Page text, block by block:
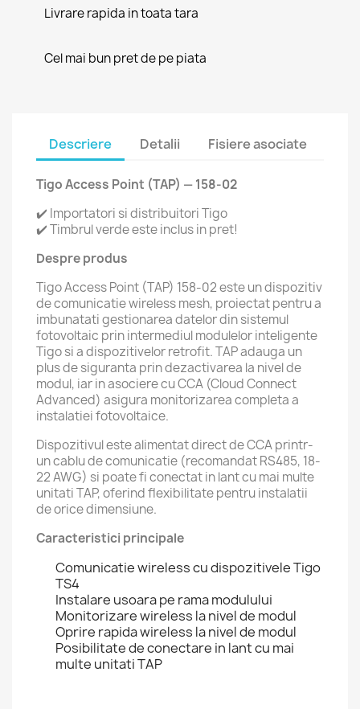
Livrare rapida in toata tara
Cel mai bun pret de pe piata
Descriere Detalii Fisiere asociate
Tigo Access Point (TAP) — 158-02
✔️ Importatori si distribuitori Tigo
✔️ Timbrul verde este inclus in pret!
Despre produs
Tigo Access Point (TAP) 158-02 este un dispozitiv
de comunicatie wireless mesh, proiectat pentru a
imbunatati gestionarea datelor din sistemul
fotovoltaic prin intermediul modulelor inteligente
Tigo si a dispozitivelor retrofit. TAP adauga un
plus de siguranta prin dezactivarea la nivel de
modul, iar in asociere cu CCA (Cloud Connect
Advanced) asigura monitorizarea completa a
instalatiei fotovoltaice.
Dispozitivul este alimentat direct de CCA printr-
un cablu de comunicatie (recomandat RS485, 18-
22 AWG) si poate fi conectat in lant cu mai multe
unitati TAP, oferind flexibilitate pentru instalatii
de orice dimensiune.
Caracteristici principale
Comunicatie wireless cu dispozitivele Tigo
TS4
Instalare usoara pe rama modulului
Monitorizare wireless la nivel de modul
Oprire rapida wireless la nivel de modul
Posibilitate de conectare in lant cu mai
multe unitati TAP